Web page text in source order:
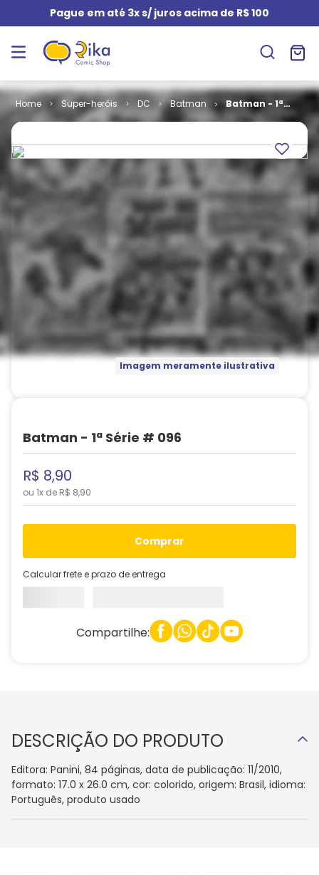
Pague em até 3x s/ juros acima de R$ 100
Super-heróis DC Batman
Batman - 1ª
Série # 096
Imagem meramente ilustrativa
Batman - 1ª Série # 096
R$ 8,90
ou 1x de R$ 8,90
comprar
Calcular frete e prazo de entrega
Compartilhe:
DESCRIÇÃO DO PRODUTO
Editora: Panini, 84 páginas, data de publicação: 11/2010,
formato: 17.0 x 26.0 cm, cor: colorido, origem: Brasil, idioma:
Português, produto usado